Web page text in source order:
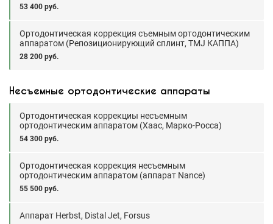
53 400 руб.
Ортодонтическая коррекция съемным ортодонтическим
аппаратом (Репозиционирующий сплинт, TMJ КАППА)
28 200 руб.
Несъемные ортодонтические аппараты
Ортодонтическая коррекциы несъемным
ортодонтическим аппаратом (Хаас, Марко-Росса)
54 300 руб.
Ортодонтическая коррекция несъемным
ортодонтическим аппаратом (аппарат Nance)
55 500 руб.
Аппарат Herbst, Distal Jet, Forsus